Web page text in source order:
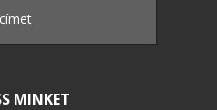
MINKET